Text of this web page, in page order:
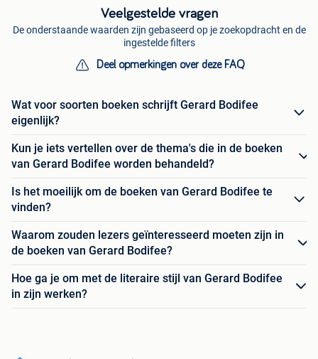
Veelgestelde vragen
De onderstaande waarden zijn gebaseerd op je zoekopdracht en de
ingestelde filters
Deel opmerkingen over deze FAQ
Wat voor soorten boeken schrijft Gerard Bodifee
eigenlijk?
Kun je iets vertellen over de thema's die in de boeken
van Gerard Bodifee worden behandeld?
Is het moeilijk om de boeken van Gerard Bodifee te
vinden?
Waarom zouden lezers geïnteresseerd moeten zijn in
de boeken van Gerard Bodifee?
Hoe ga je om met de literaire stijl van Gerard Bodifee
in zijn werken?